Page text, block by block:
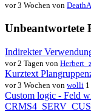
vor 3 Wochen von
Unbeantwortete
Indirekter
vor 2 Tagen von
Kurztext
vor 3 Wochen von wolli
Custom logic - Feld